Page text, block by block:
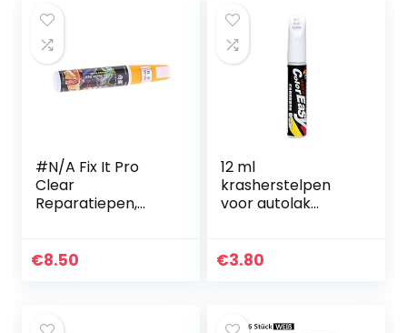
#N/A Fix It Pro
Clear
Reparatiepen,
€8.50
12 ml
krasherstelpen
voor autolak
Vanish-pen voor
€3.80